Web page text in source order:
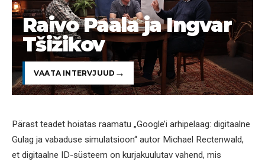
Raivo Paala ja Ingvar
Tšižikov
VAATA INTERVJUUD
Pärast teadet hoiatas raamatu „Google’i arhipelaag: digitaalne
Gulag ja vabaduse simulatsioon“ autor Michael Rectenwald,
et digitaalne ID-süsteem on kurjakuulutav vahend, mis